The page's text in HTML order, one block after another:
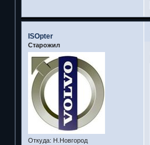
ISOpter
Старожил
Откуда: Н.Новгород